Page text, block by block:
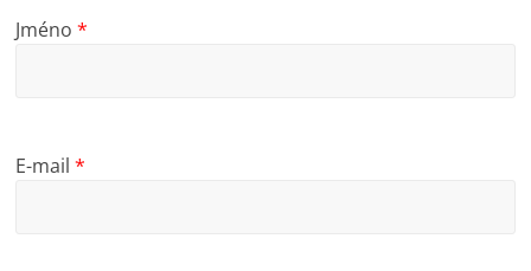
Jméno*
E-mail*